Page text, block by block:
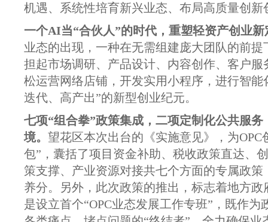
机遇、系统性培育新兴业态、布局高质量创
一个AI当“合伙人”的时代，重塑轻资产创业新
业态的出现，一种在无需组建庞大团队的前
担起市场调研、产品设计、内容创作、客户
松运营网络店铺，开发实用小程序，进行智
迭代、高产出”的新型创业纪元。
七项“组合拳”政策集成，二项定制化公共服
境。 望花区本次出台的《实施意见》，为
包”，囊括了‌项目资金补助、‌税收政策直达、‌
策支撑、产业资源对接共七个方面的专属政
养分。另外，此次政策的推出，标志着地方
是‌设立首个“OPC业态发展工作专班”，既作